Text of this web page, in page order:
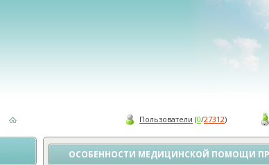
Пользователи (0/27312)
ОСОБЕННОСТИ МЕДИЦИНСКОЙ ПОМОЩИ